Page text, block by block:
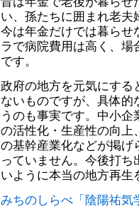
い、孫たちに囲まれ老
今は年金だけでは暮らせ
ラで病院費用は高く、
です。
政府の地方を元気にする
ないものですが、具体
うのも事実です。中小
の活性化・生産性の向上
の基幹産業化などが掲げ
っていません。今後打
いように本当の地方再生
みちのしらべ「陰陽祐気